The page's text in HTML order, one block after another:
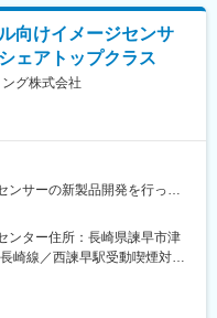
化することができます。経験
ネージャーとしてのキャリ
、信頼性向上
、量産Spec判断、
）対応
更となる場合があります。
, OneNote etc.)
, R etc.)
ンサーがあります。
きなセンサーが、健康診断
向けイメージセンサ
ェアトップクラス
グ株式会社
サーの新製品開発を行って
ズの多様化・高度化による
に伴い、デバイス開発エンジ
ンター住所：長崎県諫早市津
崎線／西諫早駅受動喫煙対
文参照